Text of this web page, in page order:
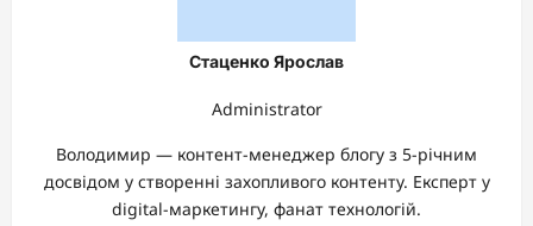
Стаценко Ярослав
Administrator
Володимир — контент-менеджер блогу з 5-річним
досвідом у створенні захопливого контенту. Експерт у
digital-маркетингу, фанат технологій.